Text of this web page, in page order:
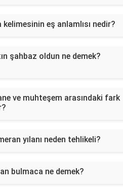
kelimesinin eş anlamlısı nedir?
şahbaz oldun ne demek?
ve muhteşem arasındaki fark
yılanı neden tehlikeli?
bulmaca ne demek?